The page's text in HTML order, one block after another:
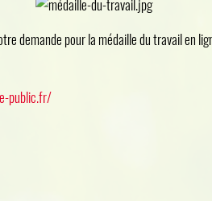
demande pour la médaille du travail en
public.fr/